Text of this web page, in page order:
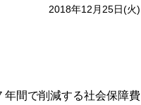
2018年12月25日(火)
間で削減する社会保障費